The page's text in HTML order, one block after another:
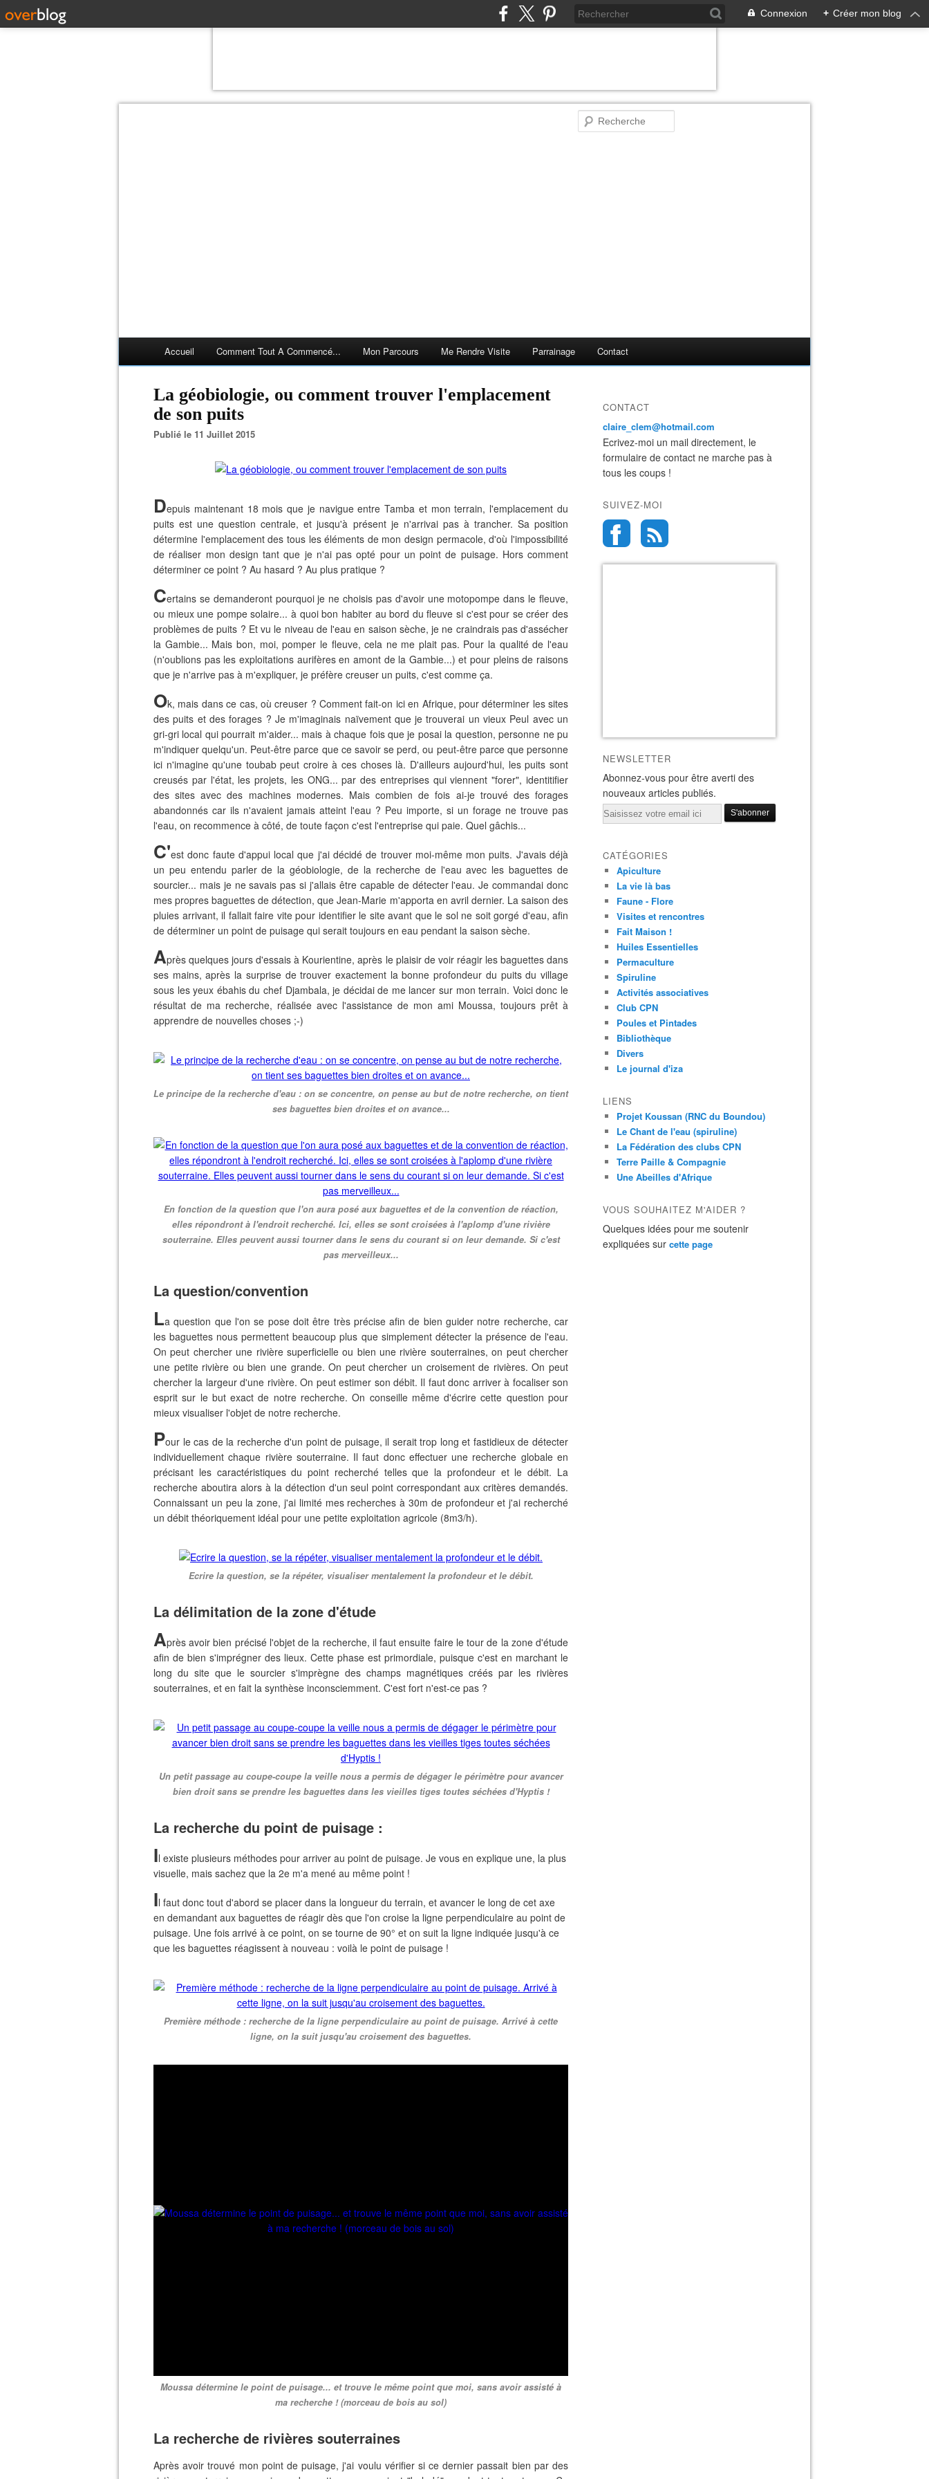
Connexion + Créer mon blog
Accueil Comment Tout A Commencé... Mon Parcours Me Rendre Visite Parrainage Contact
La géobiologie, ou comment trouver l'emplacement
de son puits
Publié le 11 Juillet 2015
Depuis maintenant 18 mois que je navigue entre Tamba et mon terrain, l'emplacement du
puits est une question centrale, et jusqu'à présent je n'arrivai pas à trancher. Sa position
détermine l'emplacement des tous les éléments de mon design permacole, d'où l'impossibilité
de réaliser mon design tant que je n'ai pas opté pour un point de puisage. Hors comment
déterminer ce point ? Au hasard ? Au plus pratique ?
Certains se demanderont pourquoi je ne choisis pas d'avoir une motopompe dans le fleuve,
ou mieux une pompe solaire... à quoi bon habiter au bord du fleuve si c'est pour se créer des
problèmes de puits ? Et vu le niveau de l'eau en saison sèche, je ne craindrais pas d'assécher
la Gambie... Mais bon, moi, pomper le fleuve, cela ne me plait pas. Pour la qualité de l'eau
(n'oublions pas les exploitations aurifères en amont de la Gambie...) et pour pleins de raisons
que je n'arrive pas à m'expliquer, je préfère creuser un puits, c'est comme ça.
Ok, mais dans ce cas, où creuser ? Comment fait-on ici en Afrique, pour déterminer les sites
des puits et des forages ? Je m'imaginais naïvement que je trouverai un vieux Peul avec un
gri-gri local qui pourrait m'aider... mais à chaque fois que je posai la question, personne ne pu
m'indiquer quelqu'un. Peut-être parce que ce savoir se perd, ou peut-être parce que personne
ici n'imagine qu'une toubab peut croire à ces choses là. D'ailleurs aujourd'hui, les puits sont
creusés par l'état, les projets, les ONG... par des entreprises qui viennent "forer", identitifier
des sites avec des machines modernes. Mais combien de fois ai-je trouvé des forages
abandonnés car ils n'avaient jamais atteint l'eau ? Peu importe, si un forage ne trouve pas
l'eau, on recommence à côté, de toute façon c'est l'entreprise qui paie. Quel gâchis...
C'est donc faute d'appui local que j'ai décidé de trouver moi-même mon puits. J'avais déjà
un peu entendu parler de la géobiologie, de la recherche de l'eau avec les baguettes de
sourcier... mais je ne savais pas si j'allais être capable de détecter l'eau. Je commandai donc
mes propres baguettes de détection, que Jean-Marie m'apporta en avril dernier. La saison des
pluies arrivant, il fallait faire vite pour identifier le site avant que le sol ne soit gorgé d'eau, afin
de déterminer un point de puisage qui serait toujours en eau pendant la saison sèche.
Après quelques jours d'essais à Kourientine, après le plaisir de voir réagir les baguettes dans
ses mains, après la surprise de trouver exactement la bonne profondeur du puits du village
sous les yeux ébahis du chef Djambala, je décidai de me lancer sur mon terrain. Voici donc le
résultat de ma recherche, réalisée avec l'assistance de mon ami Moussa, toujours prêt à
apprendre de nouvelles choses ;-)
Le principe de la recherche d'eau : on se concentre, on pense au but de notre recherche, on tient
ses baguettes bien droites et on avance...
En fonction de la question que l'on aura posé aux baguettes et de la convention de réaction,
elles répondront à l'endroit recherché. Ici, elles se sont croisées à l'aplomp d'une rivière
souterraine. Elles peuvent aussi tourner dans le sens du courant si on leur demande. Si c'est
pas merveilleux...
La question/convention
La question que l'on se pose doit être très précise afin de bien guider notre recherche, car
les baguettes nous permettent beaucoup plus que simplement détecter la présence de l'eau.
On peut chercher une rivière superficielle ou bien une rivière souterraines, on peut chercher
une petite rivière ou bien une grande. On peut chercher un croisement de rivières. On peut
chercher la largeur d'une rivière. On peut estimer son débit. Il faut donc arriver à focaliser son
esprit sur le but exact de notre recherche. On conseille même d'écrire cette question pour
mieux visualiser l'objet de notre recherche.
Pour le cas de la recherche d'un point de puisage, il serait trop long et fastidieux de détecter
individuellement chaque rivière souterraine. Il faut donc effectuer une recherche globale en
précisant les caractéristiques du point recherché telles que la profondeur et le débit. La
recherche aboutira alors à la détection d'un seul point correspondant aux critères demandés.
Connaissant un peu la zone, j'ai limité mes recherches à 30m de profondeur et j'ai recherché
un débit théoriquement idéal pour une petite exploitation agricole (8m3/h).
Ecrire la question, se la répéter, visualiser mentalement la profondeur et le débit.
La délimitation de la zone d'étude
Après avoir bien précisé l'objet de la recherche, il faut ensuite faire le tour de la zone d'étude
afin de bien s'imprégner des lieux. Cette phase est primordiale, puisque c'est en marchant le
long du site que le sourcier s'imprègne des champs magnétiques créés par les rivières
souterraines, et en fait la synthèse inconsciemment. C'est fort n'est-ce pas ?
Un petit passage au coupe-coupe la veille nous a permis de dégager le périmètre pour avancer
bien droit sans se prendre les baguettes dans les vieilles tiges toutes séchées d'Hyptis !
La recherche du point de puisage :
Il existe plusieurs méthodes pour arriver au point de puisage. Je vous en explique une, la plus
visuelle, mais sachez que la 2e m'a mené au même point !
Il faut donc tout d'abord se placer dans la longueur du terrain, et avancer le long de cet axe
en demandant aux baguettes de réagir dès que l'on croise la ligne perpendiculaire au point de
puisage. Une fois arrivé à ce point, on se tourne de 90° et on suit la ligne indiquée jusqu'à ce
que les baguettes réagissent à nouveau : voilà le point de puisage !
Première méthode : recherche de la ligne perpendiculaire au point de puisage. Arrivé à cette
ligne, on la suit jusqu'au croisement des baguettes.
Moussa détermine le point de puisage... et trouve le même point que moi, sans avoir assisté à
ma recherche ! (morceau de bois au sol)
La recherche de rivières souterraines
Après avoir trouvé mon point de puisage, j'ai voulu vérifier si ce dernier passait bien par des
CONTACT
claire_clem@hotmail.com
Ecrivez-moi un mail directement, le
formulaire de contact ne marche pas à
tous les coups !
SUIVEZ-MOI
NEWSLETTER
Abonnez-vous pour être averti des
nouveaux articles publiés.
Email
CATÉGORIES
Apiculture
La vie là bas
Faune - Flore
Visites et rencontres
Fait Maison !
Huiles Essentielles
Permaculture
Spiruline
Activités associatives
Club CPN
Poules et Pintades
Bibliothèque
Divers
Le journal d'iza
LIENS
Projet Koussan (RNC du Boundou)
Le Chant de l'eau (spiruline)
La Fédération des clubs CPN
Terre Paille & Compagnie
Une Abeilles d'Afrique
VOUS SOUHAITEZ M'AIDER ?
Quelques idées pour me soutenir
expliquées sur cette page